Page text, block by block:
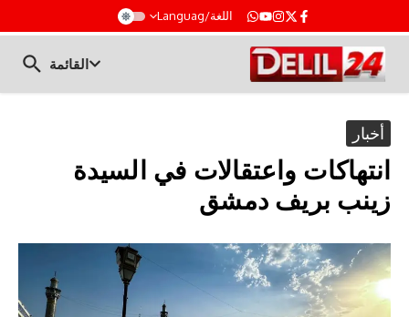
اللغة/Languag
القائمة
أخبار
انتهاكات واعتقالات في السيدة
زينب بريف دمشق